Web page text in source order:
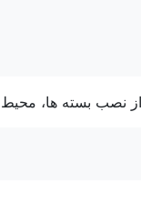
نصب بسته ها، محیط